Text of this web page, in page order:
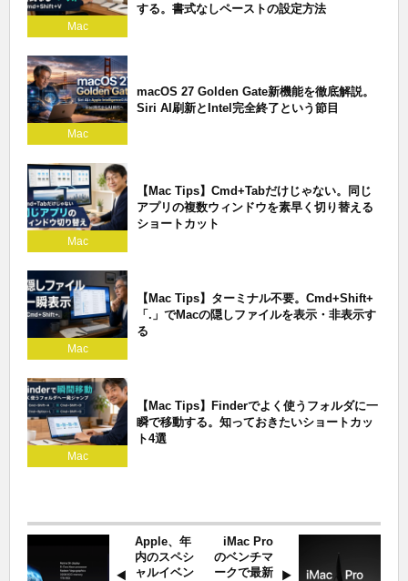
Mac
する。書式なしペーストの設定方法
Mac
macOS 27 Golden Gate新機能を徹底解説。
Siri AI刷新とIntel完全終了という節目
Mac
【Mac Tips】Cmd+Tabだけじゃない。同じ
アプリの複数ウィンドウを素早く切り替える
ショートカット
Mac
【Mac Tips】ターミナル不要。Cmd+Shift+
「.」でMacの隠しファイルを表示・非表示す
る
Mac
【Mac Tips】Finderでよく使うフォルダに一
瞬で移動する。知っておきたいショートカッ
ト4選
Apple、年
内のスペシ
ャルイベン
iMac Pro
のベンチマ
ークで最新